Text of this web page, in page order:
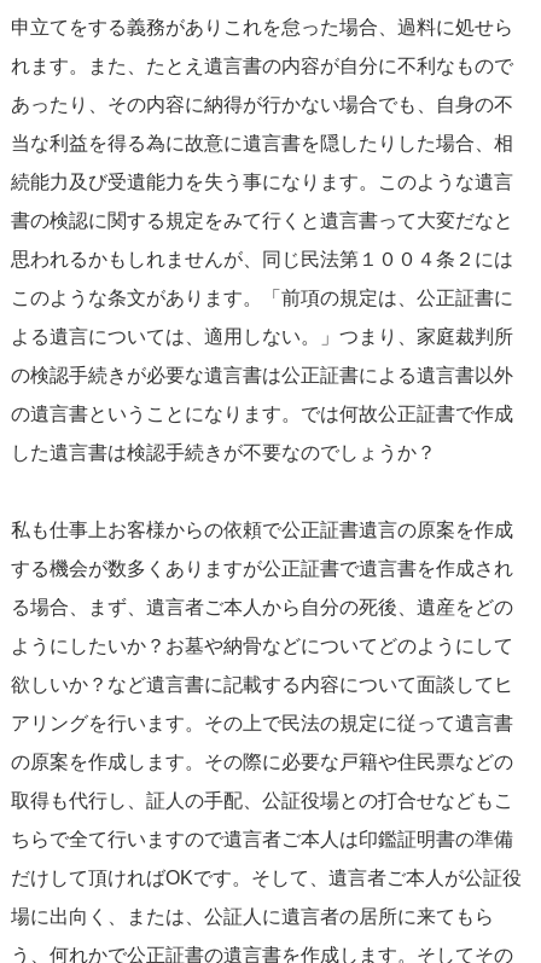
申立てをする義務がありこれを怠った場合、過料に処せら
れます。また、たとえ遺言書の内容が自分に不利なもので
あったり、その内容に納得が行かない場合でも、自身の不
当な利益を得る為に故意に遺言書を隠したりした場合、相
続能力及び受遺能力を失う事になります。このような遺言
書の検認に関する規定をみて行くと遺言書って大変だなと
思われるかもしれませんが、同じ民法第１００４条２には
このような条文があります。「前項の規定は、公正証書に
よる遺言については、適用しない。」つまり、家庭裁判所
の検認手続きが必要な遺言書は公正証書による遺言書以外
の遺言書ということになります。では何故公正証書で作成
した遺言書は検認手続きが不要なのでしょうか？
私も仕事上お客様からの依頼で公正証書遺言の原案を作成
する機会が数多くありますが公正証書で遺言書を作成され
る場合、まず、遺言者ご本人から自分の死後、遺産をどの
ようにしたいか？お墓や納骨などについてどのようにして
欲しいか？など遺言書に記載する内容について面談してヒ
アリングを行います。その上で民法の規定に従って遺言書
の原案を作成します。その際に必要な戸籍や住民票などの
取得も代行し、証人の手配、公証役場との打合せなどもこ
ちらで全て行いますので遺言者ご本人は印鑑証明書の準備
だけして頂ければOKです。そして、遺言者ご本人が公証役
場に出向く、または、公証人に遺言者の居所に来てもら
う、何れかで公正証書の遺言書を作成します。そしてその